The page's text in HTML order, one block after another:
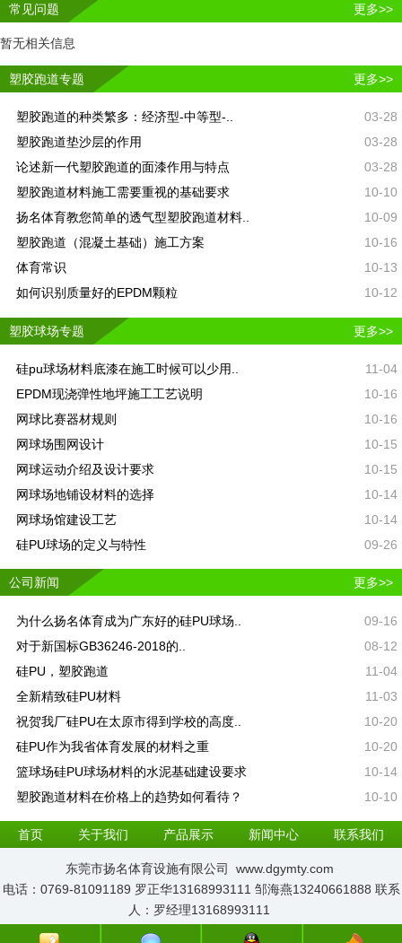
常见问题 更多>>
暂无相关信息
塑胶跑道专题 更多>>
塑胶跑道的种类繁多：经济型-中等型-..
03-28
塑胶跑道垫沙层的作用
03-28
论述新一代塑胶跑道的面漆作用与特点
03-28
塑胶跑道材料施工需要重视的基础要求
10-10
扬名体育教您简单的透气型塑胶跑道材料..
10-09
塑胶跑道（混凝土基础）施工方案
10-16
体育常识
10-13
如何识别质量好的EPDM颗粒
10-12
塑胶球场专题 更多>>
硅pu球场材料底漆在施工时候可以少用..
11-04
EPDM现浇弹性地坪施工工艺说明
10-16
网球比赛器材规则
10-16
网球场围网设计
10-15
网球运动介绍及设计要求
10-15
网球场地铺设材料的选择
10-14
网球场馆建设工艺
10-14
硅PU球场的定义与特性
09-26
公司新闻 更多>>
为什么扬名体育成为广东好的硅PU球场..
09-16
对于新国标GB36246-2018的..
08-12
硅PU，塑胶跑道​
11-04
全新精致硅PU材料
11-03
祝贺我厂硅PU在太原市得到学校的高度..
10-20
硅PU作为我省体育发展的材料之重
10-20
篮球场硅PU球场材料的水泥基础建设要求
10-14
塑胶跑道材料在价格上的趋势如何看待？
10-10
首页 关于我们 产品展示 新闻中心 联系我们
东莞市扬名体育设施有限公司 www.dgymty.com
电话：0769-81091189 罗正华13168993111 邹海燕13240661888 联系
人：罗经理13168993111